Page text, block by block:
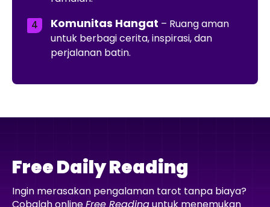
Komunitas Hangat – Ruang aman
untuk berbagi cerita, inspirasi, dan
perjalanan batin.
Free Daily Reading
Ingin merasakan pengalaman tarot tanpa biaya?
Cobalah onlineFree Readinguntuk menemukan